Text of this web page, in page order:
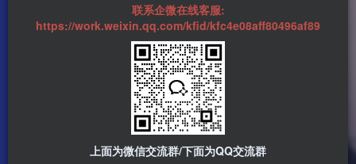
联系企微在线客服:
https://work.weixin.qq.com/kfid/kfc4e08aff80496af89
上面为微信交流群/下面为QQ交流群